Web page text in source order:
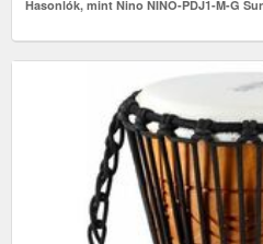
Hasonlók, mint Nino NINO-PDJ1-M-G